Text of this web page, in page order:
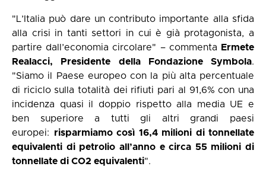
"L’Italia può dare un contributo importante alla sfida
alla crisi in tanti settori in cui è già protagonista, a
partire dall’economia circolare" – commenta
Ermete
Realacci, Presidente della Fondazione Symbola.
"Siamo il Paese europeo con la più alta percentuale
di riciclo sulla totalità dei rifiuti pari al 91,6% con una
incidenza quasi il doppio rispetto alla media UE e
ben superiore a tutti gli altri grandi paesi
europei: risparmiamo così 16,4 milioni di tonnellate
equivalenti di petrolio all’anno e circa 55 milioni di
tonnellate di CO2 equivalenti".